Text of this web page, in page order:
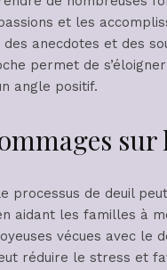
et les
anecdotes et des
permet de
angle positif.
processus de deuil
aidant les familles à
vécues avec
réduire le stress et